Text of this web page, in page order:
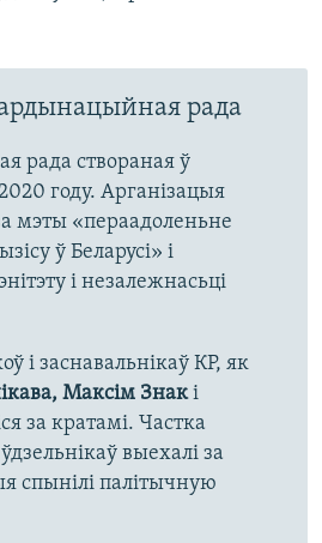
рада
рада створаная ў
году. Арганізацыя
мэты «пераадоленьне
ў Беларусі» і
і незалежнасьці
і заснавальнікаў КР, як
Максім Знакі
за кратамі. Частка
выехалі за
спынілі палітычную